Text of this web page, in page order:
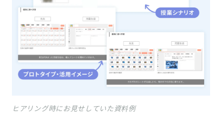
ヒアリング時にお見せしていた資料例